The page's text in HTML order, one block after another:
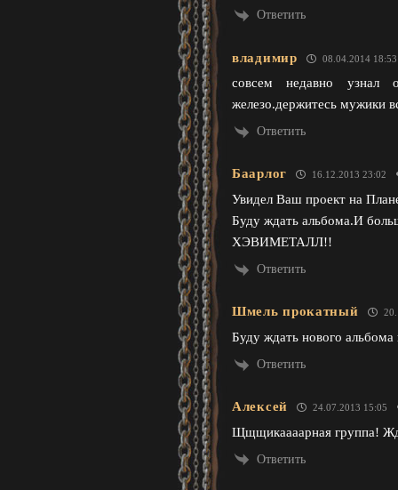
Ответить
владимир 08.04.2014 18:53
совсем недавно узнал
железо.держитесь мужики
Ответить
Баарлог 16.12.2013 23:02
Увидел Ваш проект на
Буду ждать альбома.И
ХЭВИМЕТАЛЛ!!
Ответить
Шмель прокатный
Буду ждать нового альбома
Ответить
Алексей 24.07.2013 15:05
Щщщикаааарная группа!
Ответить